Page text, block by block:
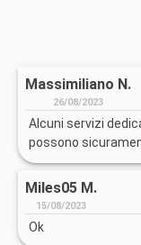
Massimiliano N.
26/08/2023
Alcuni servizi
possono
Miles05 M.
15/08/2023
Ok